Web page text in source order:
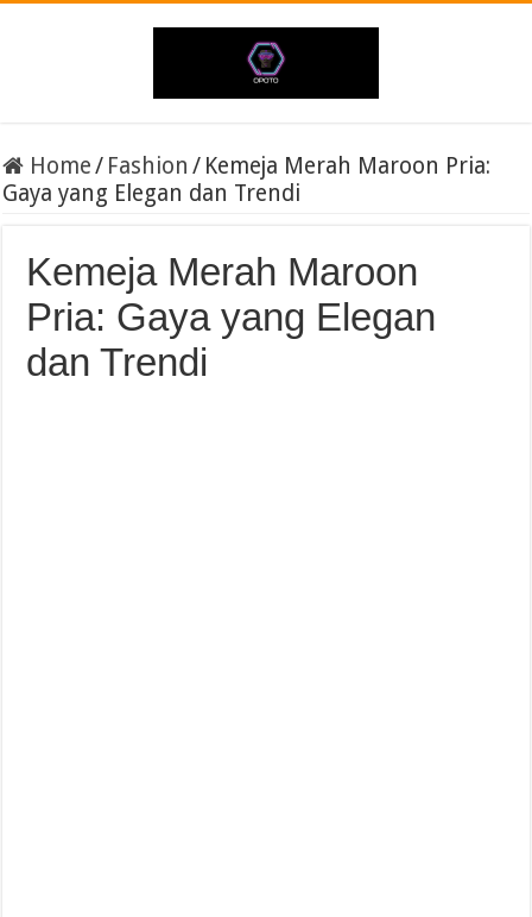
Home/ Fashion / Kemeja Merah Maroon Pria:
Gaya yang Elegan dan Trendi
Kemeja Merah Maroon
Pria: Gaya yang Elegan
dan Trendi